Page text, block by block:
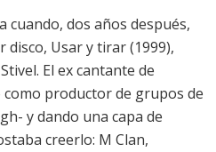
cuando, dos años después,
disco, Usar y tirar (1999),
El ex cantante de
productor de grupos de
y dando una capa de
creerlo: M Clan,